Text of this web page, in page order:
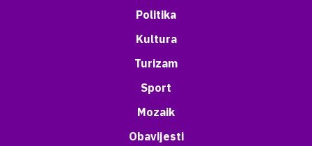
Politika
Kultura
Turizam
Sport
Mozaik
Obavijesti